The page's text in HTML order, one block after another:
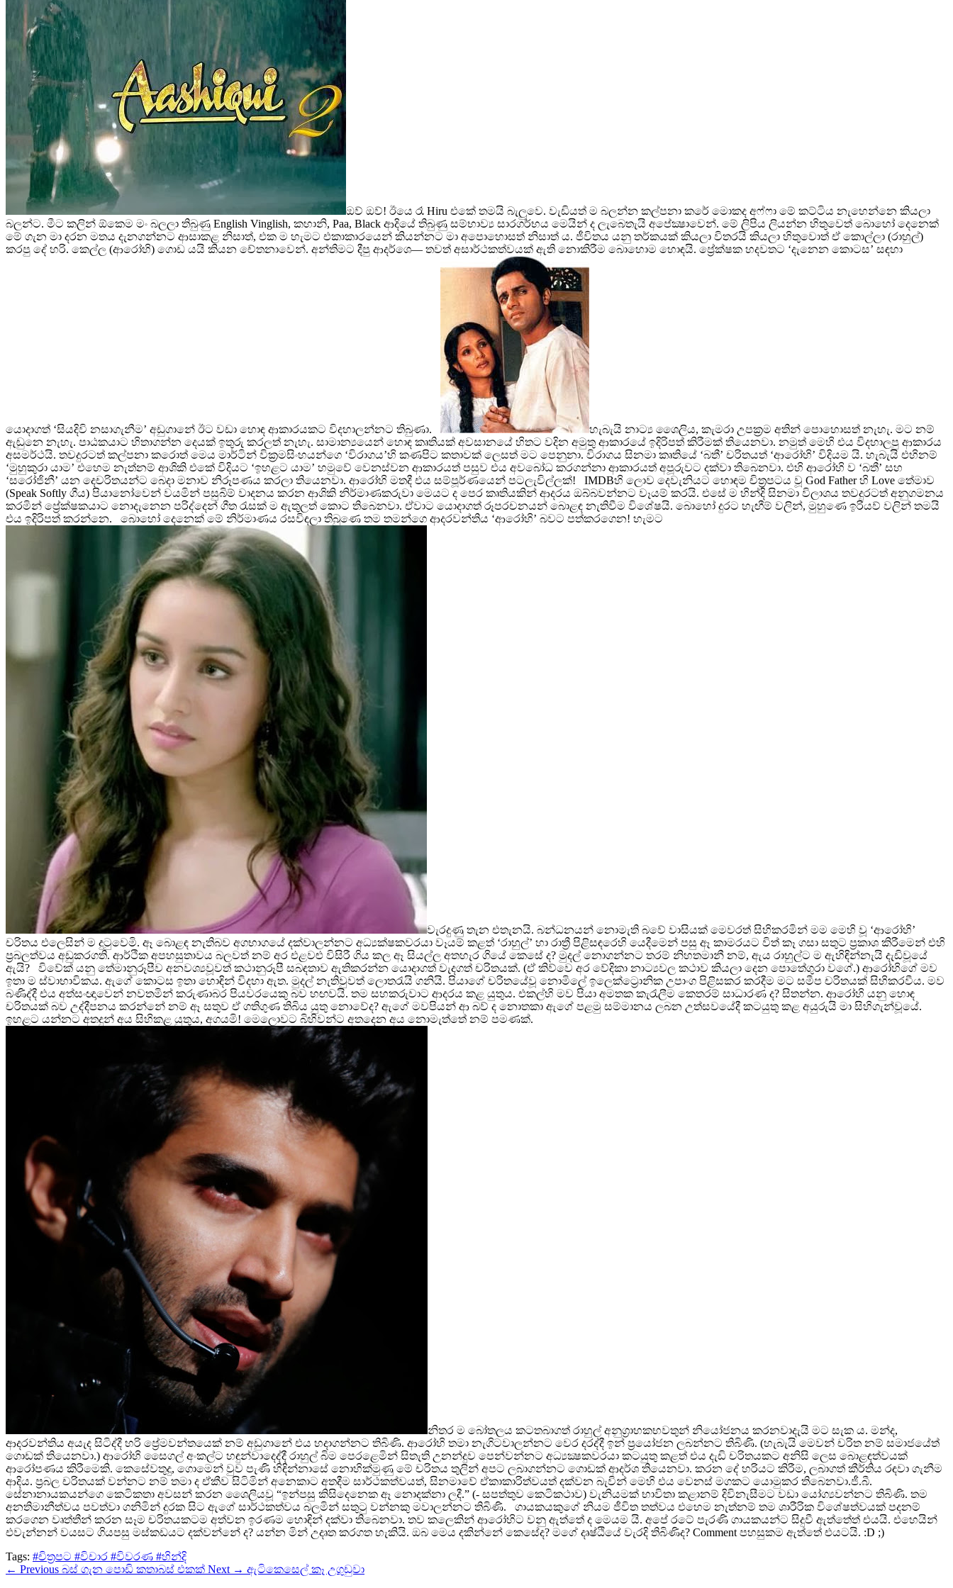
ඔව් ඔව්! ඊයෙ රෑ Hiru එකේ තමයි බැලුවෙ. වැඩියත් ම බලන්න කල්පනා කරේ මොකද අෆ්ෆා මේ කට්ටිය නැහෙන්නෙ කියලා
බලන්ට. මීට කලින් ඕකෙම මං බලලා තිබුණු English Vinglish, කහානි, Paa, Black ආදියේ තිබුණු සම්භාව්‍ය සාරගර්භය මෙයින් ද ලැබෙතැයි අපේක්‍ෂාවෙන්. මේ ලිපිය ලියන්න හිතුවෙත් බොහෝ දෙනෙක්
මේ ගැන මා දරන මතය දැනගන්නට ආසාකළ නිසාත්, එක ම හැමට එකාකාරයෙන් කියන්නට මා අපොහොසත් නිසාත් ය. ජීවිතය යනු තර්කයක් කියලා විතරයි කියලා හිතුවොත් ඒ කොල්ලා (රාහුල්)
කරපු දේ හරි. කෙල්ල (ආරෝහි) ගොඩ යයි කියන චේතනාවෙන්. අන්තිමට දීපු ආදර්ශෙ— තවත් අසාර්ථකත්වයක් ඇති නොකිරීම බොහොම හොඳයි. ප්‍රේක්ෂක හදවතට ‘දැනෙන කොටස’ සඳහා
යොදාගත් ‘සියදිවි නසාගැනීම’ අඩුගානේ ඊට වඩා හොඳ ආකාරයකට විදහාලන්නට තිබුණා.
හැබැයි නාට්‍ය ශෛලිය, කැමරා උපක්‍රම අතින් පොහොසත් නැහැ. මට නම්
ඇඬුනෙ නැහැ. පාඨකයාට හිතාගන්න දෙයක් ඉතුරු කරලත් නැහැ. සාමාන්‍යයෙන් හොඳ කෘතියක් අවසානයේ හිතට වදින අමුතු ආකාරයේ ඉදිරිපත් කිරීමක් තියෙනවා. නමුත් මෙහි එය විදහාලපු ආකාරය
අසමර්ථයි. තවදුරටත් කල්පනා කරොත් මෙය මාර්ටින් වික්‍රමසිංහයන්ගෙ ‘විරාගය’හි කණපිට කතාවක් ලෙසත් මට පෙනුනා. විරාගය සිනමා කෘතියේ ‘බතී’ චරිතයත් ‘ආරෝහි’ විදියම යි. හැබැයි එහිනම්
‘මුහුකුරා යාම’ එහෙම නැත්නම් ආශිකි එකේ විදියට ‘ඉහළට යාම’ හමුවේ වෙනස්වන ආකාරයත් පසුව එය අවබෝධ කරගන්නා ආකාරයත් අපූරුවට දක්වා තිබෙනවා. එහි ආරෝහි ව ‘බතී’ සහ
‘සරෝජිනී’ යන දෙචරිතයන්ට බෙදා මනාව නිරූපණය කරලා තියෙනවා. ආරෝහි මතදී එය සම්පූර්ණයෙන් පටලැවිල්ලක්! IMDBහි ලොව දෙවැනියට හොඳම චිත්‍රපටය වූ God Father හි Love තේමාව
(Speak Softly ගීය) පියානෝවෙන් වයමින් පසුබිම් වාදනය කරන ආශිකි නිර්මාණකරුවා මෙයට ද පෙර කෘතියකින් ආදරය ඔබ්බවන්නට වෑයම් කරයි. එසේ ම හින්දි සිනමා විලාශය තවදුරටත් අනුගමනය
කරමින් ප්‍රේක්ෂකයාට නොදැනෙන පරිද්දෙන් ගීත රැසක් ම ඇතුලත් කොට තිබෙනවා. ඒවාට යොදාගත් රූපරචනයන් බොළඳ නැතිවීම විශේෂයි. බොහෝ දුරට හැඟීම් වලින්, මුහුණෙ ඉරියව් වලින් තමයි
එය ඉදිරිපත් කරන්නෙ. බොහෝ දෙනෙක් මේ නිර්මාණය රසවිඳලා තිබුණෙ තම තමන්ගෙ ආදරවන්තිය ‘ආරෝහි’ බවට පත්කරගෙන! හැමට
වැරදුණු තැන එතැනයි. බන්ධනයන් නොමැති බවේ වාසියක් මෙවරත් සිහිකරමින් මම මෙහි වූ ‘ආරෝහි’
චරිතය එලෙසින් ම දුටුවෙමි. ඈ බොළඳ නැතිබව අගභාගයේ දක්වාලන්නට අධ්‍යක්ෂකවරයා වෑයම් කළත් ‘රාහුල්’ හා රාත්‍රී පිළිසඳරෙහි යෙදීමෙන් පසු ඈ කාමරයට විත් කෑ ගසා සතුට ප්‍රකාශ කිරීමෙන් එහි
ප්‍රබලත්වය අඩුකරගති. ආර්ථික අපහසුතාවය බලවත් නම් අර එළවළු විසිරී ගිය කල ඈ සියල්ල අතහැර ගියේ කෙසේ ද? මුදල් නොගන්නට තරම් නිහතමානී නම්, ඇය රාහුල්ට ම ඇහිඳින්නැයි දැඩිවූයේ
ඇයි? විවේක් යනු තේමානුරූපීව අනවශ්‍යවූවත් කථානුරූපී සබඳතාව ඇතිකරන්න යොදාගත් වැදගත් චරිතයක්. (ඒ කිව්වෙ අර වේදිකා නාට්‍යවල කථාව කියලා දෙන පොතේගුරා වගේ.) ආරෝහිගේ මව
ඉතා ම ස්වාභාවිකය. ඇගේ කොටස ඉතා හොඳින් විදහා ඇත. මුදල් නැතිවුවත් ලොතරැයි ගනියි. පියාගේ චරිතයේවූ නොමිලේ ඉලෙක්ට්‍රොනික උපාංග පිළිසකර කරදීම මට සමීප චරිතයක් සිහිකරවීය. මව
බණිද්දී එය අත්සංඥාවෙන් නවතමින් කරුණාබර පියවරයෙකු බව හඟවයි. තම සහකරුවාට ආදරය කළ යුතුය. එකල්හි මව පියා අමතක කැරැලීම කෙතරම් සාධාරණ ද? සිතන්න. ආරෝහි යනු හොඳ
චරිතයක් බව උද්දීපනය කරන්නේ නම් ඈ සතුව ඒ ගතිගුණ තිබිය යුතු නොවේද? ඇගේ මවපියන් ආ බව් ද නොතකා ඇගේ පළමු සම්මානය ලබන උත්සවයේදී කටයුතු කළ අයුරුයි මා සිහිගැන්වූයේ.
ඉහළට යන්නට අතදුන් අය සිහිකළ යුතුය, අගයමි! මෙලොවට බිහිවන්ට අතදෙන අය නොමැත්තේ නම් පමණක්.
නිතර ම බෝතලය කටතබාගත් රාහුල් අනුග්‍රාහකභවතුන් නියෝජනය කරනවාදැයි මට සැක ය. මන්ද,
ආදරවන්තිය අයැද සිටිද්දී හරි ප්‍රේමවන්තයෙක් නම් අඩුගානේ එය හදාගන්නට තිබිණි. ආරෝහි තමා නැගිටවාලන්නට වෙර දරද්දී ඉන් ප්‍රයෝජන ලබන්නට තිබිණි. (හැබැයි මෙවන් චරිත නම් සමාජයේත්
ගොඩක් තියෙනවා.) ආරෝහි සෛගල් අංකල්ට හඳුන්වාදෙද්දී රාහුල් බිම පෙරළෙමින් සිතැති උනන්දුව පෙන්වන්නට අධ්‍යක්‍ෂකවරයා කටයුතු කළත් එය දැඩි චරිතයකට අනිසි ලෙස බොළඳත්වයක්
ආරෝපණය කිරීමෙකි. කෙසේවතුදු, ගොමෙන් වුව පැණි හිඳින්නාසේ නොහික්මුණු මේ චරිතය තුලින් අපට ලබාගන්නට ගොඩක් ආදර්ශ තියෙනවා. කරන දේ හරියට කිරීම, ලබාගත් කීර්තිය රඳවා ගැනීම
ආදිය. ප්‍රබල චරිතයක් වන්නට නම් තමා ද ඒකීව සිටිමින් අනෙකාට අතදීම සාර්ථකත්වයත්, සිනමාවේ ඒකාකාරිත්වයත් දක්වන බැවින් මෙහි එය වෙනස් මගකට යොමුකර තිබෙනවා.ජී.බී.
සේනානායකයන්ගෙ කෙටිකතා අවසන් කරන ශෛලියවූ “ඉන්පසු කිසිදෙනෙක ඈ නොදක්නා ලදී.” (- සපත්තුව කෙටිකථාව) වැනියමක් භාවිතා කළානම් දිවිනැසීමට වඩා යෝග්‍යවන්නට තිබිණි. තම
අනතිමානීත්වය පවත්වා ගනිමින් දුරක සිට ඇගේ සාර්ථකත්වය බලමින් සතුටු වන්නකු මවාලන්නට තිබිණි. ගායකයකුගේ නියම ජීවිත තත්වය එහෙම නැත්නම් තම ශාරීරික විශේෂත්වයක් පදනම්
කරගෙන වෘත්තීන් කරන සෑම චරිතයකටම අත්වන ඉරණම හොඳින් දක්වා තිබෙනවා. තව කලෙකින් ආරෝහිට වනු ඇත්තේ ද මෙයම යි. අපේ රටේ පැරණි ගායකයන්ට සිදුවී ඇත්තේත් එයයි. එහෙයින්
එවැන්නන් වයසට ගියපසු මස්කඩයට දක්වන්නේ ද? යන්න මින් උදෘත කරගත හැකියි. ඔබ මෙය දකින්නේ කෙසේද? මගේ දෘෂ්ඨියේ වැරදි තිබිණිද? Comment පහසුකම ඇත්තේ එයටයි. :D ;)
Tags: #චිත්‍රපට #විචාර #විවරණ #හින්දි
← Previous බස් ගැන පොඩි කතාබස් එකක් Next → ඇටිකෙසෙල් කෑ උගුඩුවා